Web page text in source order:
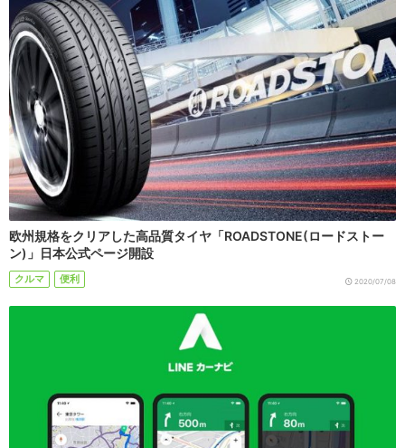
欧州規格をクリアした高品質タイヤ「ROADSTONE(ロードストー
ン)」日本公式ページ開設
クルマ 便利 2020/07/08